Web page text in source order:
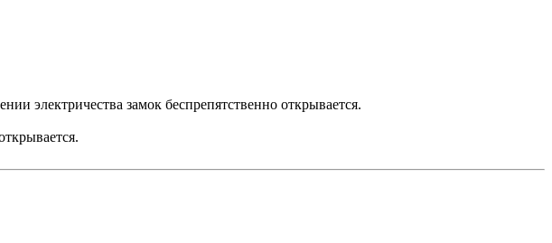
электричества замок беспрепятственно открывается.